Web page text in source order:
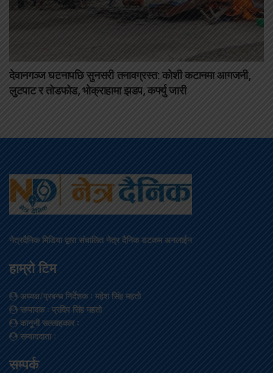
देवानगञ्ज घटनापछि सुनसरी तनावग्रस्त: कोशी कटानमा आगजनी,
लुटपाट र तोडफोड, भोक्राहामा झडप, कर्फ्यु जारी
नेत्रदैनिक मिडिया द्वारा संचालित नेत्र दैनिक डटकम अनलाईन
हाम्रो टिम
अध्यक्ष/प्रबन्ध निर्देशक: महेश सिंह महतो
सम्पादक: प्रदिप सिंह महतो
कानूनी सल्लाहकार:
सम्वाददाता:
सम्पर्क